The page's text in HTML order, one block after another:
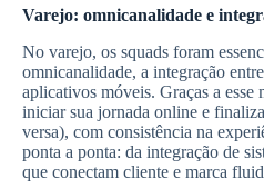
Varejo: omnicanalidade e
No varejo, os squads foram
omnicanalidade, a integração
aplicativos móveis. Graças a
iniciar sua jornada online e
versa), com consistência na
ponta a ponta: da integração de
que conectam cliente e marca